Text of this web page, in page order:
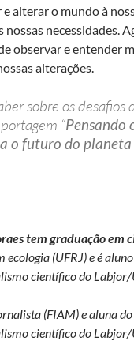
alterar o mundo à
nossas necessidades.
observar e entender
alterações.
sobre os desafios
“Pensando
o futuro do planeta
tem graduação em c
ecologia (UFRJ) e é
científico do Labjor/
(FIAM) e aluna
científico do Labjor/